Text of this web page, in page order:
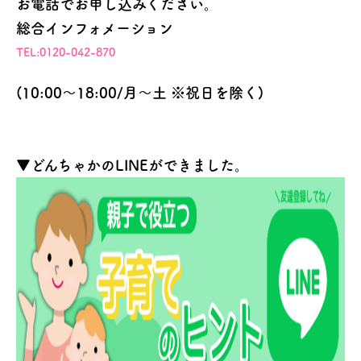
お電話でお申し込みください。
総合インフォメーション
TEL:0120-042-870
(10:00～18:00/月～土 ※祝日を除く)
▼どんちゃかのLINEができました。